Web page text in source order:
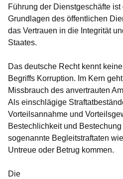
Führung der Dienstgeschäfte
Grundlagen des öffentlichen
das Vertrauen in die Integrität
Staates.
Das deutsche Recht kennt
Begriffs Korruption. Im Kern
Missbrauch des anvertrauten
Als einschlägige
Vorteilsannahme und
Bestechlichkeit und
sogenannte Begleitstraftaten
Untreue oder Betrug kommen.
Die